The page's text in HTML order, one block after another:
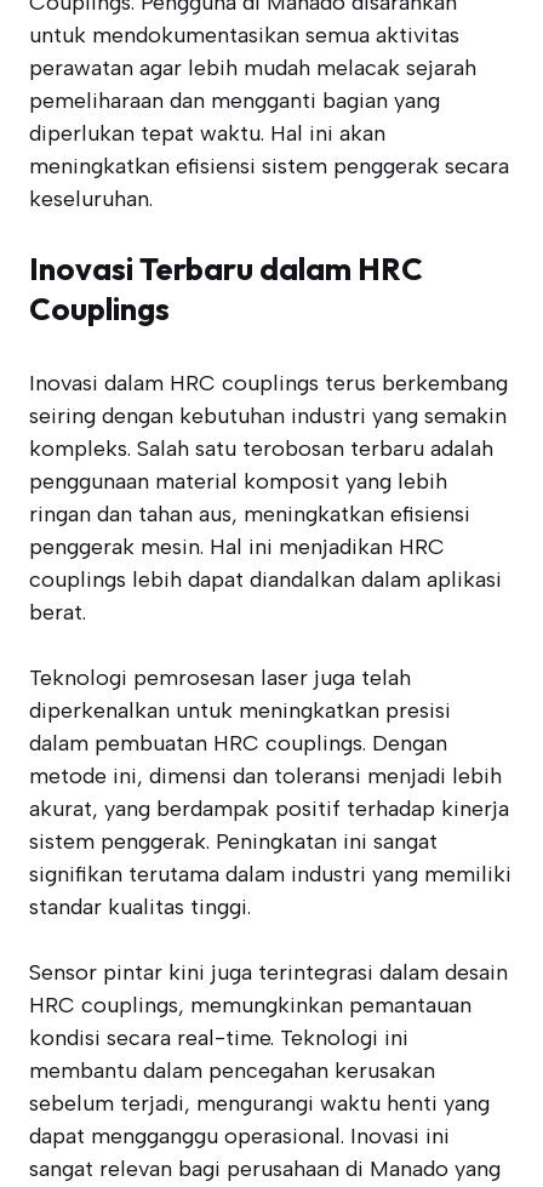
untuk mendokumentasikan semua aktivitas
perawatan agar lebih mudah melacak sejarah
pemeliharaan dan mengganti bagian yang
diperlukan tepat waktu. Hal ini akan
meningkatkan efisiensi sistem penggerak secara
keseluruhan.
Inovasi Terbaru dalam HRC
Couplings
Inovasi dalam HRC couplings terus berkembang
seiring dengan kebutuhan industri yang semakin
kompleks. Salah satu terobosan terbaru adalah
penggunaan material komposit yang lebih
ringan dan tahan aus, meningkatkan efisiensi
penggerak mesin. Hal ini menjadikan HRC
couplings lebih dapat diandalkan dalam aplikasi
berat.
Teknologi pemrosesan laser juga telah
diperkenalkan untuk meningkatkan presisi
dalam pembuatan HRC couplings. Dengan
metode ini, dimensi dan toleransi menjadi lebih
akurat, yang berdampak positif terhadap kinerja
sistem penggerak. Peningkatan ini sangat
signifikan terutama dalam industri yang memiliki
standar kualitas tinggi.
Sensor pintar kini juga terintegrasi dalam desain
HRC couplings, memungkinkan pemantauan
kondisi secara real-time. Teknologi ini
membantu dalam pencegahan kerusakan
sebelum terjadi, mengurangi waktu henti yang
dapat mengganggu operasional. Inovasi ini
sangat relevan bagi perusahaan di Manado yang